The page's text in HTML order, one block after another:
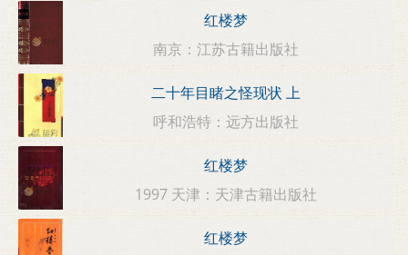
红楼梦
南京：江苏古籍出版社
二十年目睹之怪现状 上
呼和浩特：远方出版社
红楼梦
1997 天津：天津古籍出版社
红楼梦